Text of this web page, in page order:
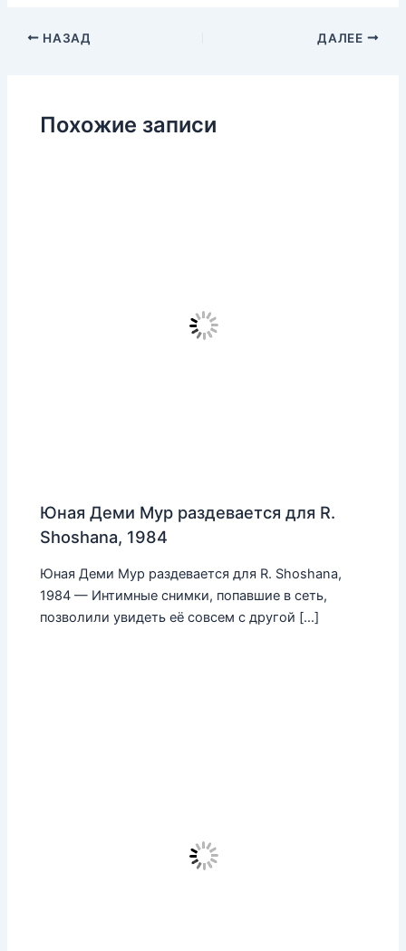
НАЗАД ДАЛЕЕ
Похожие записи
Юная Деми Мур раздевается для R.
Shoshana, 1984
Юная Деми Мур раздевается для R. Shoshana,
1984 — Интимные снимки, попавшие в сеть,
позволили увидеть её совсем с другой […]